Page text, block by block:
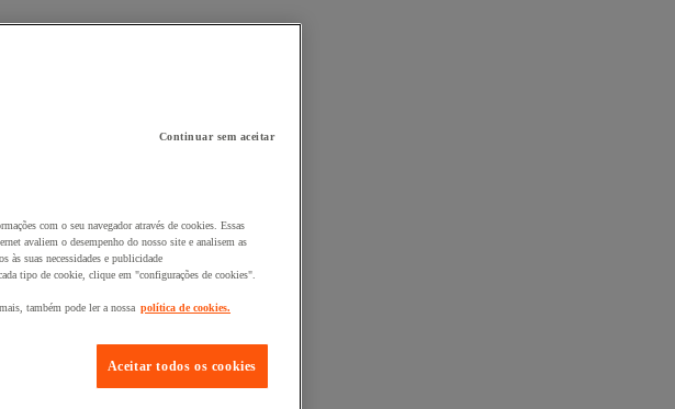
Continuar sem aceitar
com o seu navegador através de cookies. Essas
avaliem o desempenho do nosso site e analisem as
às suas necessidades e publicidade
tipo de cookie, clique em "configurações de cookies".
também pode ler a nossa política de cookies.
Aceitar todos os cookies